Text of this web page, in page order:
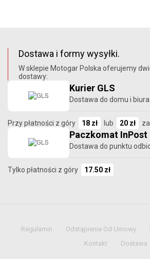
Dostawa i formy wysyłki.
W sklepie Motogar Polska oferujemy
dostawy:
Kurier GLS
Dostawa do domu i biura.
Przy płatności z góry 18 zł lub 20 zł
Paczkomat InPost
Dostawa do punktu
Tylko płatności z góry 17.50 zł
Regulamin Odstąpienie Od Umowy
Kontakt
Dostawa